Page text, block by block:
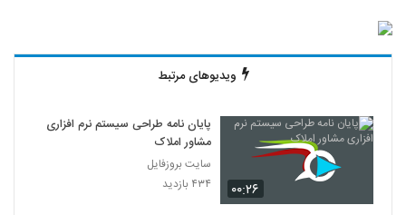
ویدیوهای مرتبط
۰۰:۲۶
پایان نامه طراحی سیستم نرم افزاری
مشاور املاک
سایت بروزفایل
۴۳۴ بازدید